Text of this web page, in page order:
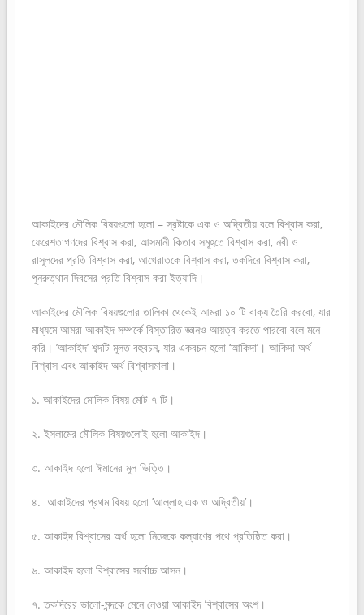
আকাইদের মৌলিক বিষয়গুলো হলো – স্রষ্টাকে এক ও অদ্বিতীয় বলে বিশ্বাস করা,
ফেরেশতাগণদের বিশ্বাস করা, আসমানী কিতাব সমূহতে বিশ্বাস করা, নবী ও
রাসূলদের প্রতি বিশ্বাস করা, আখেরাতকে বিশ্বাস করা, তকদিরে বিশ্বাস করা,
পুনরুত্থান দিবসের প্রতি বিশ্বাস করা ইত্যাদি।
আকাইদের মৌলিক বিষয়গুলোর তালিকা থেকেই আমরা ১০ টি বাক্য তৈরি করবো, যার
মাধ্যমে আমরা আকাইদ সম্পর্কে বিস্তারিত জ্ঞানও আয়ত্ব করতে পারবো বলে মনে
করি। ’আকাইদ’ শব্দটি মূলত বহুবচন, যার একবচন হলো ‘আকিদা’। আকিদা অর্থ
বিশ্বাস এবং আকাইদ অর্থ বিশ্বাসমালা।
১. আকাইদের মৌলিক বিষয় মোট ৭ টি।
২. ইসলামের মৌলিক বিষয়গুলোই হলো আকাইদ।
৩. আকাইদ হলো ঈমানের মূল ভিত্তি।
৪. আকাইদের প্রথম বিষয় হলো ’আল্লাহ এক ও অদ্বিতীয়’।
৫. আকাইদ বিশ্বাসের অর্থ হলো নিজেকে কল্যাণের পথে প্রতিষ্ঠিত করা।
৬. আকাইদ হলো বিশ্বাসের সর্বোচ্চ আসন।
৭. তকদিরের ভালো-মন্দকে মেনে নেওয়া আকাইদ বিশ্বাসের অংশ।